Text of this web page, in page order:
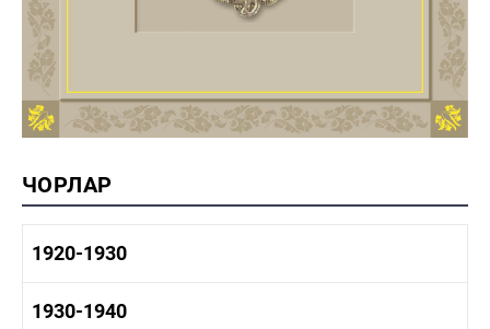
ЧОРЛАР
1920-1930
1920-1930 тарих
1930-1940